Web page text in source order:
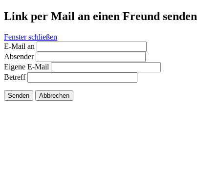
Link per Mail an einen Freund senden
Fenster schließen
E-Mail an
Absender
Eigene E-Mail
Betreff
Senden Abbrechen